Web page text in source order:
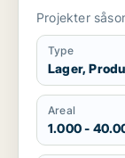
Projekter
Type
Lager,
Areal
1.000 -